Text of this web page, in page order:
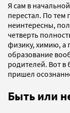
Я сам в
перестал. По
неинтересны,
четверть
физику, химию, а
образование
родителей. Вот в
пришел
Быть или